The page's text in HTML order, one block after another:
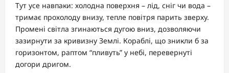
Тут усе навпаки: холодна поверхня – лід, сніг чи вода –
тримає прохолоду внизу, тепле повітря парить зверху.
Промені світла згинаються дугою вниз, дозволяючи
зазирнути за кривизну Землі. Кораблі, що зникли б за
горизонтом, раптом “пливуть” у небі, перевернуті
догори дригом.